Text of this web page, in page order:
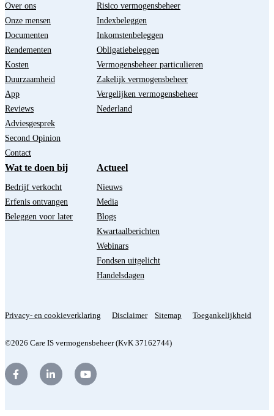
Over ons
Onze mensen
Documenten
Rendementen
Kosten
Duurzaamheid
App
Reviews
Adviesgesprek
Second Opinion
Contact
Risico vermogensbeheer
Indexbeleggen
Inkomstenbeleggen
Obligatiebeleggen
Vermogensbeheer particulieren
Zakelijk vermogensbeheer
Vergelijken vermogensbeheer
Nederland
Wat te doen bij
Bedrijf verkocht
Erfenis ontvangen
Beleggen voor later
Actueel
Nieuws
Media
Blogs
Kwartaalberichten
Webinars
Fondsen uitgelicht
Handelsdagen
Privacy- en cookieverklaring Disclaimer Sitemap Toegankelijkheid
©2026 Care IS vermogensbeheer (KvK 37162744)